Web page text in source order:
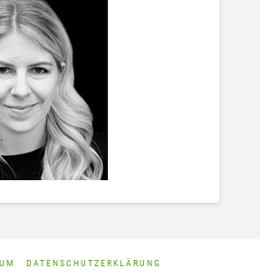
DATENSCHUTZERKLÄRUNG